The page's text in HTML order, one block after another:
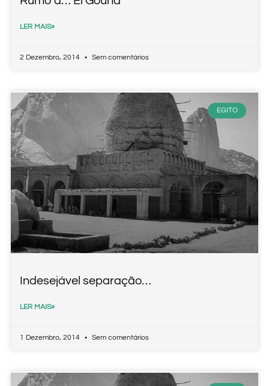
LER MAIS»
2 Dezembro, 2014 Sem comentários
EGITO
Indesejável separação…
LER MAIS»
1 Dezembro, 2014 Sem comentários